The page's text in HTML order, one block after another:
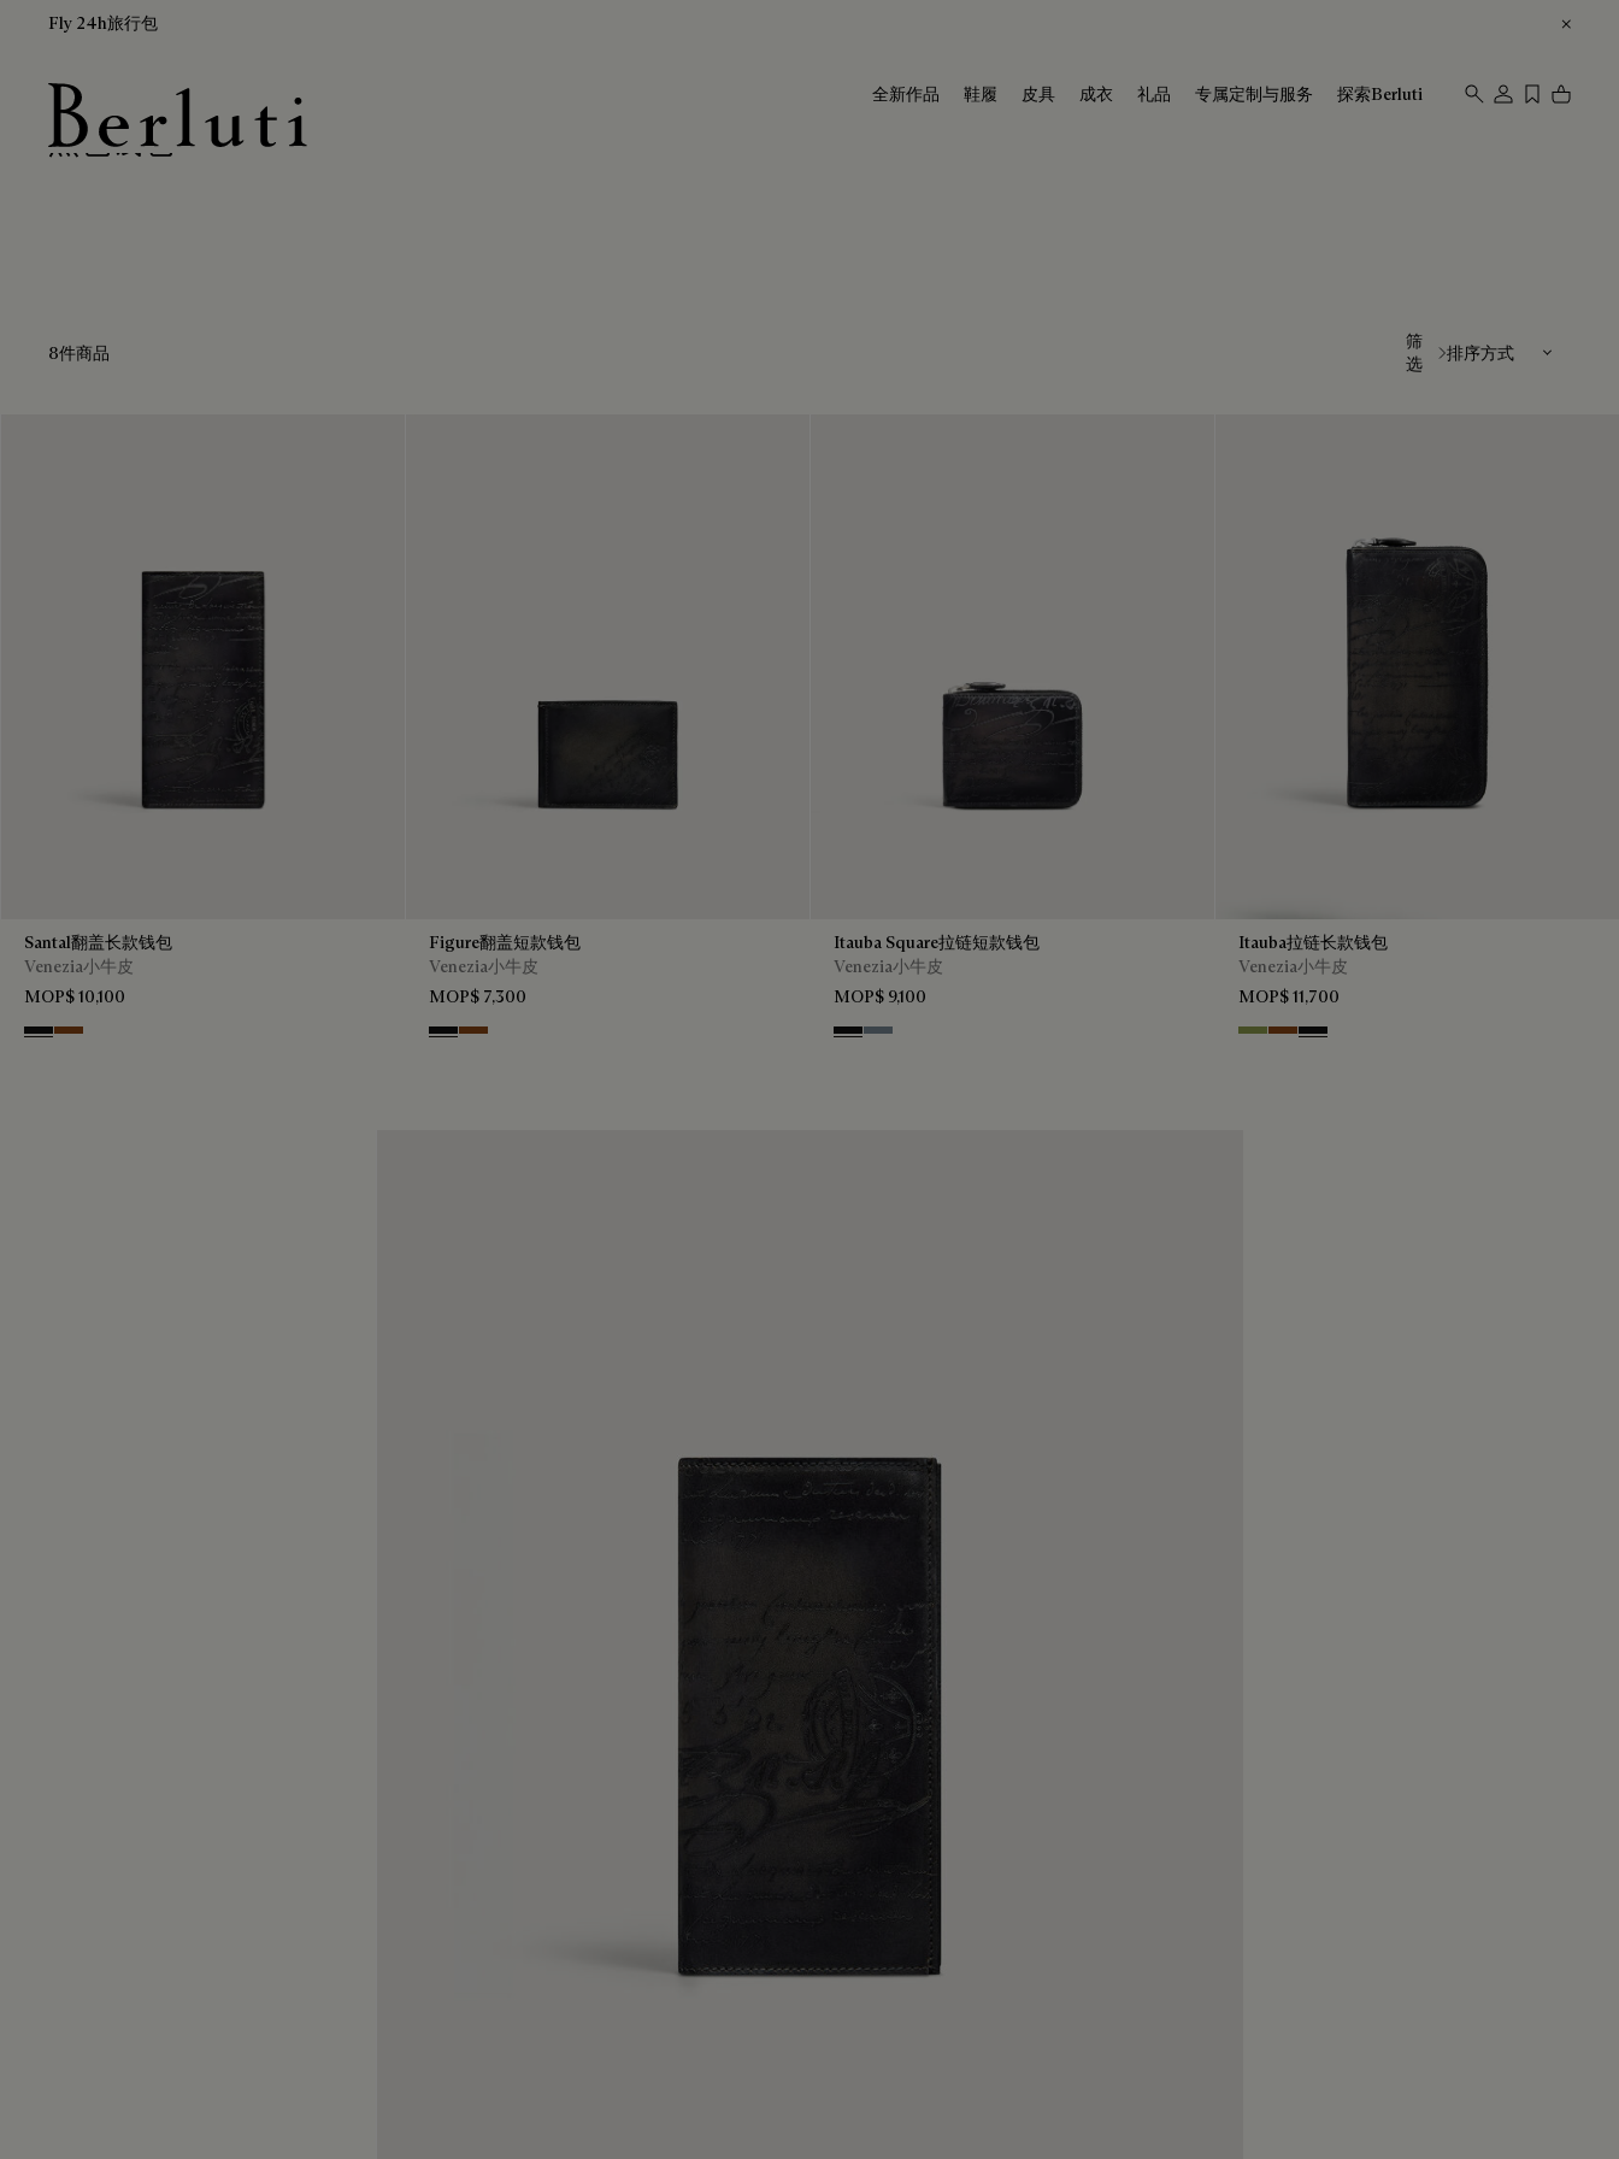
Fly 24h旅行包
Berluti homepage
全新作品 鞋履 皮具 成衣 礼品 专属定制与服务 探索Berluti
黑色钱包
8件商品
筛
选
Santal翻盖长款钱包
Venezia小牛皮
MOP$ 10,100
Nero Grigio
Cacao Intenso
Figure翻盖短款钱包
Venezia小牛皮
MOP$ 7,300
Nero Grigio
Cacao Intenso
Itauba Square拉链短款钱包
Venezia小牛皮
MOP$ 9,100
Nero Grigio
Bleu Brume
Itauba拉链长款钱包
Venezia小牛皮
MOP$ 11,700
WillowCacao Intenso
Nero Grigio